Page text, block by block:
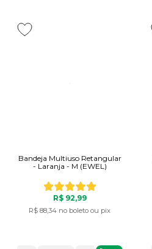
Bandeja Multiuso Retangular
- Laranja - M (EWEL)
R$ 92,99
R$ 88,34 no boleto ou pix